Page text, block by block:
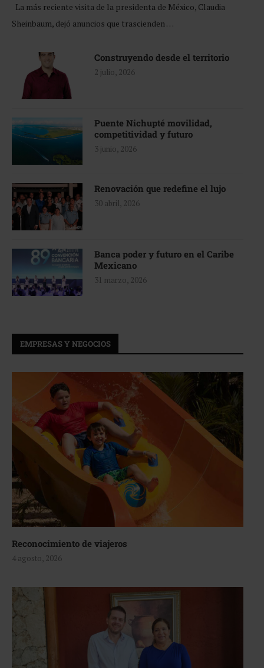
La más reciente visita de la presidenta de México, Claudia
Sheinbaum, dejó anuncios que trascienden …
Construyendo desde el territorio
2 julio, 2026
Puente Nichupté movilidad,
competitividad y futuro
3 junio, 2026
Renovación que redefine el lujo
30 abril, 2026
Banca poder y futuro en el Caribe
Mexicano
31 marzo, 2026
EMPRESAS Y NEGOCIOS
Reconocimiento de viajeros
4 agosto, 2026